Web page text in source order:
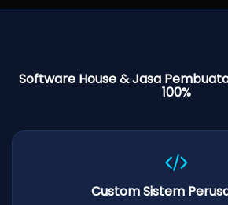
Software House & Jasa
100%
Custom Sistem